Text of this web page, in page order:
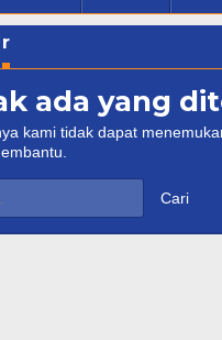
r
ada yang
kami tidak dapat
Pemkot
Kolaborasi